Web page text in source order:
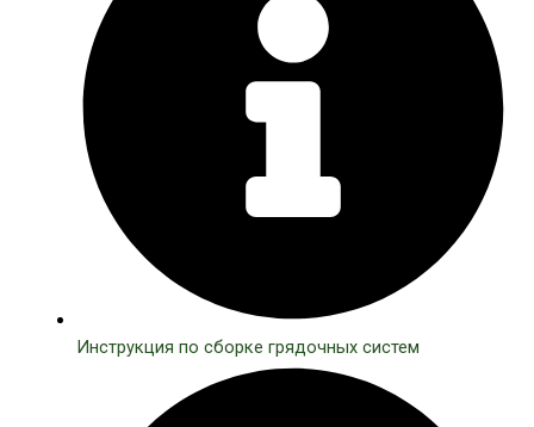
Инструкция по сборке грядочных систем